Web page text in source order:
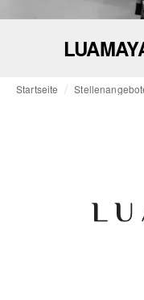
Startseite